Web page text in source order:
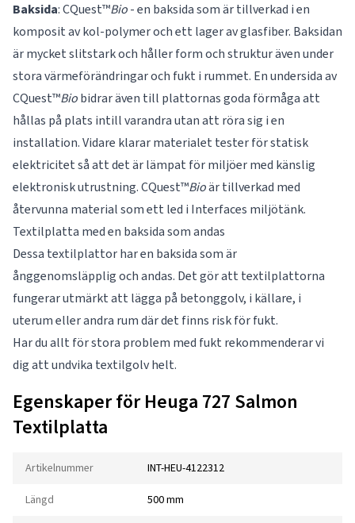
Baksida: CQuest™Bio- en baksida som är tillverkad i en
komposit av kol-polymer och ett lager av glasfiber. Baksidan
är mycket slitstark och håller form och struktur även under
stora värmeförändringar och fukt i rummet. En undersida av
CQuest™Biobidrar även till plattornas goda förmåga att
hållas på plats intill varandra utan att röra sig i en
installation. Vidare klarar materialet tester för statisk
elektricitet så att det är lämpat för miljöer med känslig
elektronisk utrustning. CQuest™Bioär tillverkad med
återvunna material som ett led i Interfaces miljötänk.
Textilplatta med en baksida som andas
Dessa textilplattor har en baksida som är
ånggenomsläpplig och andas. Det gör att textilplattorna
fungerar utmärkt att lägga på betonggolv, i källare, i
uterum eller andra rum där det finns risk för fukt.
Har du allt för stora problem med fukt rekommenderar vi
dig att undvika textilgolv helt.
Egenskaper för Heuga 727 Salmon
Textilplatta
Artikelnummer INT-HEU-4122312
Längd 500 mm